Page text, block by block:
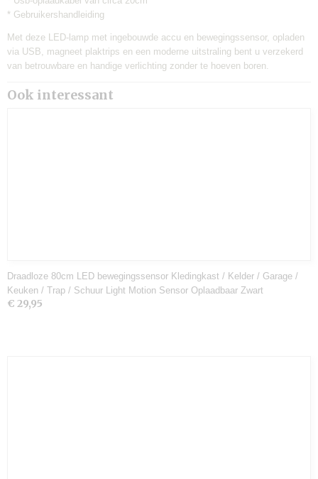
* Gebruikershandleiding
Met deze LED-lamp met ingebouwde accu en bewegingssensor, opladen
via USB, magneet plaktrips en een moderne uitstraling bent u verzekerd
van betrouwbare en handige verlichting zonder te hoeven boren.
Ook interessant
Draadloze 80cm LED bewegingssensor Kledingkast / Kelder / Garage /
Keuken / Trap / Schuur Light Motion Sensor Oplaadbaar Zwart
€ 29,95